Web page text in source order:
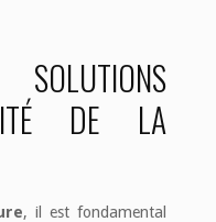
SOLUTIONS
DE LA
, il est fondamental